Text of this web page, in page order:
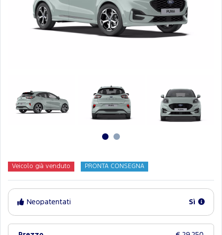
Veicolo già venduto PRONTA CONSEGNA
Neopatentati Sì